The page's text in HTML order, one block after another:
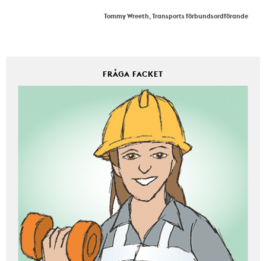
Tommy Wreeth, Transports förbundsordförande
FRÅGA FACKET